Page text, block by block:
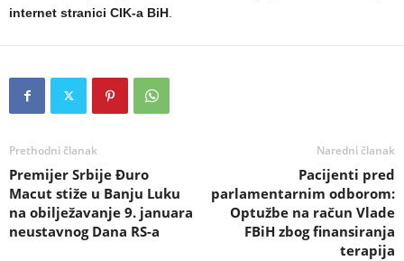
internet stranici CIK-a BiH.
Prethodni članak
Premijer Srbije Đuro
Macut stiže u Banju Luku
na obilježavanje 9. januara
neustavnog Dana RS-a
Naredni članak
Pacijenti pred
parlamentarnim odborom:
Optužbe na račun Vlade
FBiH zbog finansiranja
terapija